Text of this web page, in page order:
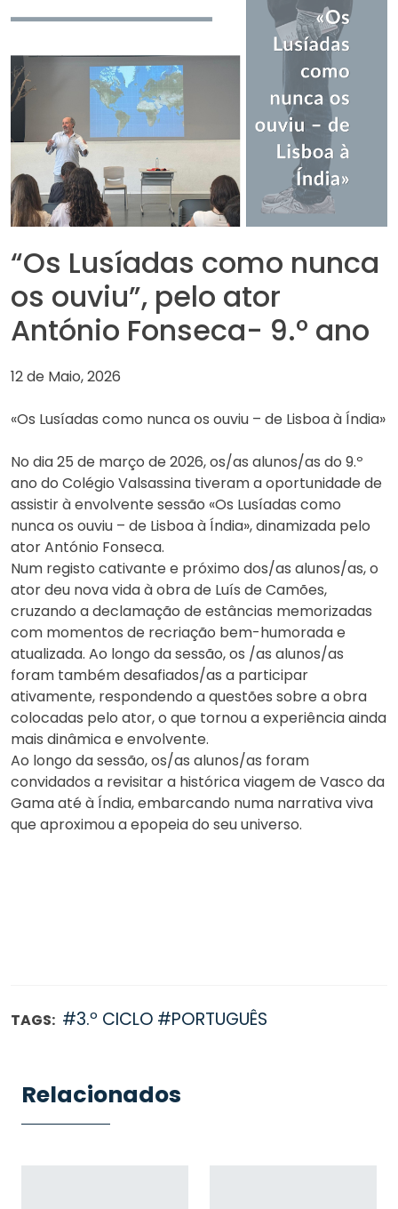
“Os Lusíadas como nunca
os ouviu”, pelo ator
António Fonseca- 9.º ano
12 de Maio, 2026
«Os Lusíadas como nunca os ouviu – de Lisboa à Índia»
No dia 25 de março de 2026, os/as alunos/as do 9.º
ano do Colégio Valsassina tiveram a oportunidade de
assistir à envolvente sessão «Os Lusíadas como
nunca os ouviu – de Lisboa à Índia», dinamizada pelo
ator António Fonseca.
Num registo cativante e próximo dos/as alunos/as, o
ator deu nova vida à obra de Luís de Camões,
cruzando a declamação de estâncias memorizadas
com momentos de recriação bem-humorada e
atualizada. Ao longo da sessão, os /as alunos/as
foram também desafiados/as a participar
ativamente, respondendo a questões sobre a obra
colocadas pelo ator, o que tornou a experiência ainda
mais dinâmica e envolvente.
Ao longo da sessão, os/as alunos/as foram
convidados a revisitar a histórica viagem de Vasco da
Gama até à Índia, embarcando numa narrativa viva
que aproximou a epopeia do seu universo.
TAGS: #3.º CICLO #PORTUGUÊS
Relacionados